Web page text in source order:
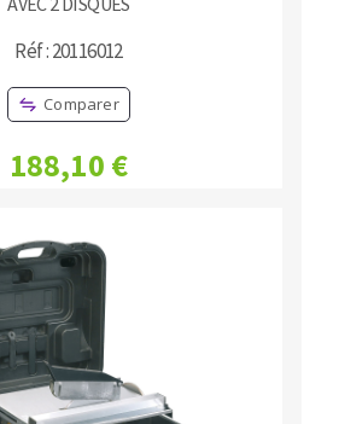
Réf : 20116012
Comparer
188,10 €